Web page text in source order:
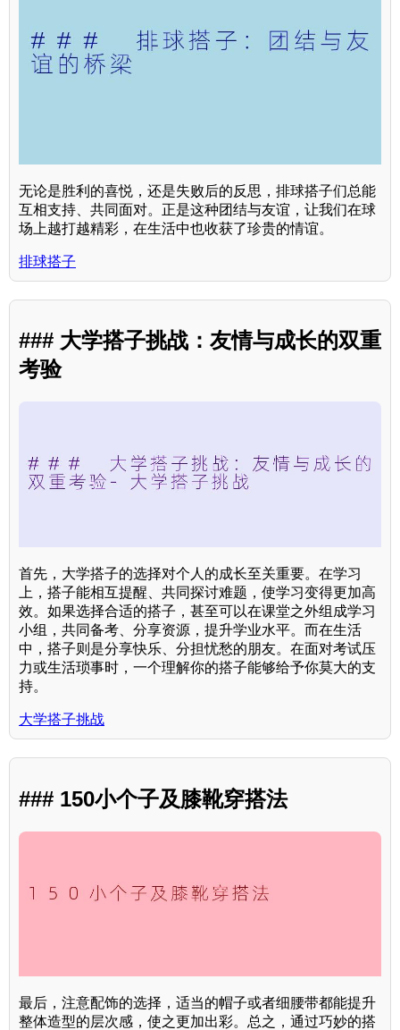
无论是胜利的喜悦，还是失败后的反思，排球搭子们总能
互相支持、共同面对。正是这种团结与友谊，让我们在球
场上越打越精彩，在生活中也收获了珍贵的情谊。
排球搭子
### 大学搭子挑战：友情与成长的双重
考验
首先，大学搭子的选择对个人的成长至关重要。在学习
上，搭子能相互提醒、共同探讨难题，使学习变得更加高
效。如果选择合适的搭子，甚至可以在课堂之外组成学习
小组，共同备考、分享资源，提升学业水平。而在生活
中，搭子则是分享快乐、分担忧愁的朋友。在面对考试压
力或生活琐事时，一个理解你的搭子能够给予你莫大的支
持。
大学搭子挑战
### 150小个子及膝靴穿搭法
最后，注意配饰的选择，适当的帽子或者细腰带都能提升
整体造型的层次感，使之更加出彩。总之，通过巧妙的搭